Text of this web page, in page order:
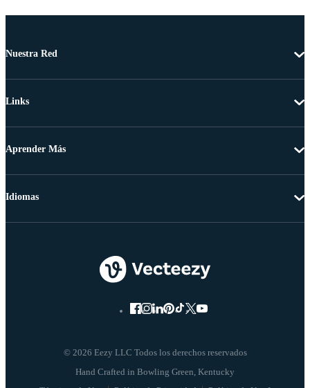
Nuestra Red
Links
Aprender Más
© 2026 Eezy LLC Todos los derechos reservados
Idiomas